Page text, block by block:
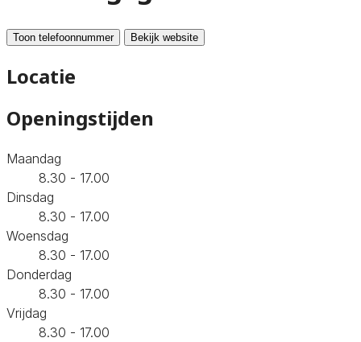
Toon telefoonnummer Bekijk website
Locatie
Openingstijden
Maandag
8.30 - 17.00
Dinsdag
8.30 - 17.00
Woensdag
8.30 - 17.00
Donderdag
8.30 - 17.00
Vrijdag
8.30 - 17.00